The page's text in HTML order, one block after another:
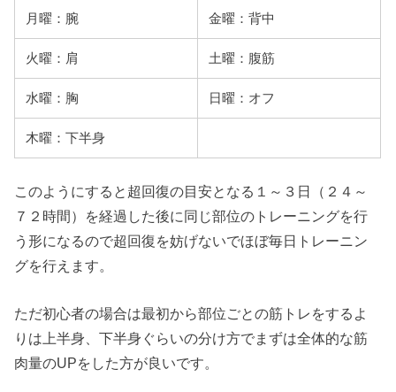
月曜：腕 金曜：背中
火曜：肩 土曜：腹筋
水曜：胸 日曜：オフ
木曜：下半身
このようにすると超回復の目安となる１～３日（２４～
７２時間）を経過した後に同じ部位のトレーニングを行
う形になるので超回復を妨げないでほぼ毎日トレーニン
グを行えます。
ただ初心者の場合は最初から部位ごとの筋トレをするよ
りは上半身、下半身ぐらいの分け方でまずは全体的な筋
肉量のUPをした方が良いです。